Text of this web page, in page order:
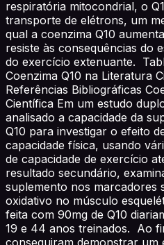
respiratória mitocondrial, o
transporte de elétrons, um
qual a coenzima Q10
resiste às consequências do
do exercício extenuante.
Coenzima Q10 na Literatura
Referências Bibliográficas
Científica Em um estudo
analisado a capacidade da
Q10 para investigar o efeito
capacidade física, usando
de capacidade de exercício
resultado secundário,
suplemento nos marcadores
oxidativo no músculo
feita com 90mg de Q10
19 e 44 anos treinados. Ao
conseguiram demonstrar um